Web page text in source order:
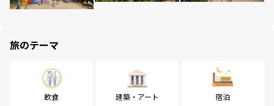
旅のテーマ
飲食 建築・アート 宿泊